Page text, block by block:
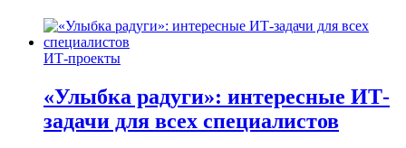
ИТ-проекты
«Улыбка радуги»: интересные ИТ-
задачи для всех специалистов